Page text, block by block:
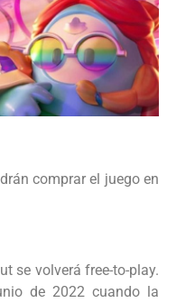
comprar el juego en
se volverá free-to-play.
de 2022 cuando la